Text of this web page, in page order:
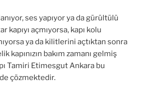
ses yapıyor ya da gürültülü
kapıyı açmıyorsa, kapı kolu
ya da kilitlerini açtıktan sonra
kapınızın bakım zamanı gelmiş
Tamiri Etimesgut Ankara bu
çözmektedir.